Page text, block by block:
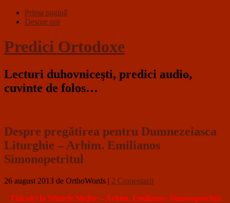
Prima pagină
Despre noi
Predici Ortodoxe
Lecturi duhovniceşti, predici audio,
cuvinte de folos…
Despre pregătirea pentru Dumnezeiasca
Liturghie – Arhim. Emilianos
Simonopetritul
26 august 2013 de OrthoWords | 2 Comentarii
Tâlcuiri la Sfintele Slujbe – Arhim. Emilianos Simonopetritul